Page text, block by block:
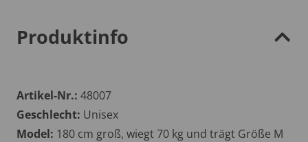
Produktinfo
Artikel-Nr.: 48007
Geschlecht: Unisex
Model: 180 cm groß, wiegt 70 kg und trägt Größe M